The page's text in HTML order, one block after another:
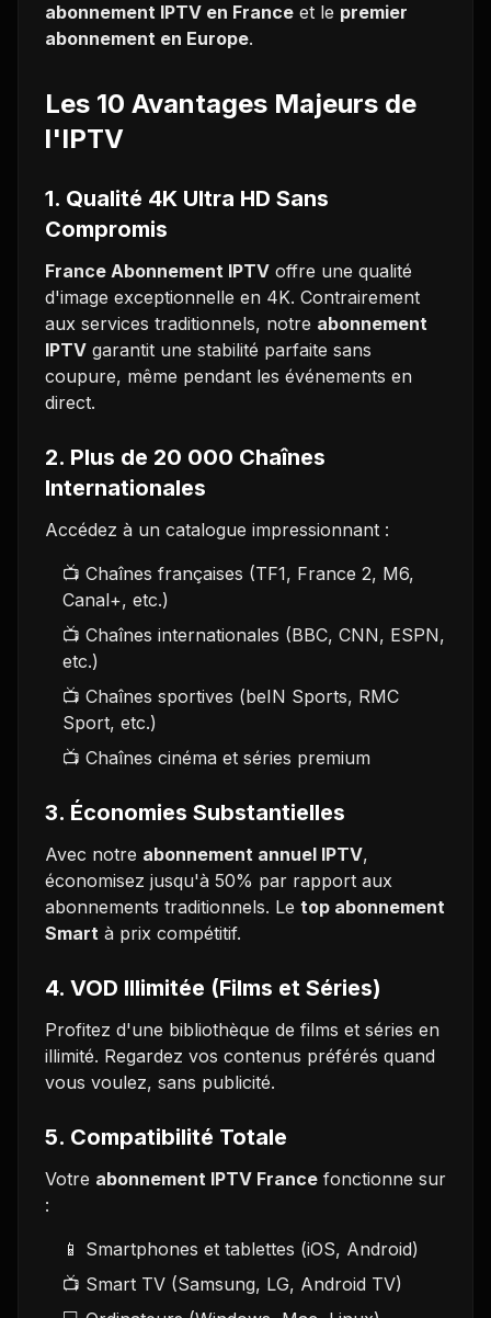
abonnement IPTV en France et le premier
abonnement en Europe.
Les 10 Avantages Majeurs de
l'IPTV
1. Qualité 4K Ultra HD Sans
Compromis
France Abonnement IPTV offre une qualité
d'image exceptionnelle en 4K. Contrairement
aux services traditionnels, notre abonnement
IPTV garantit une stabilité parfaite sans
coupure, même pendant les événements en
direct.
2. Plus de 20 000 Chaînes
Internationales
Accédez à un catalogue impressionnant :
📺 Chaînes françaises (TF1, France 2, M6,
Canal+, etc.)
📺 Chaînes internationales (BBC, CNN, ESPN,
etc.)
📺 Chaînes sportives (beIN Sports, RMC
Sport, etc.)
📺 Chaînes cinéma et séries premium
3. Économies Substantielles
Avec notre abonnement annuel IPTV,
économisez jusqu'à 50% par rapport aux
abonnements traditionnels. Le top abonnement
Smart à prix compétitif.
4. VOD Illimitée (Films et Séries)
Profitez d'une bibliothèque de films et séries en
illimité. Regardez vos contenus préférés quand
vous voulez, sans publicité.
5. Compatibilité Totale
Votre abonnement IPTV France fonctionne sur
:
📱 Smartphones et tablettes (iOS, Android)
📺 Smart TV (Samsung, LG, Android TV)